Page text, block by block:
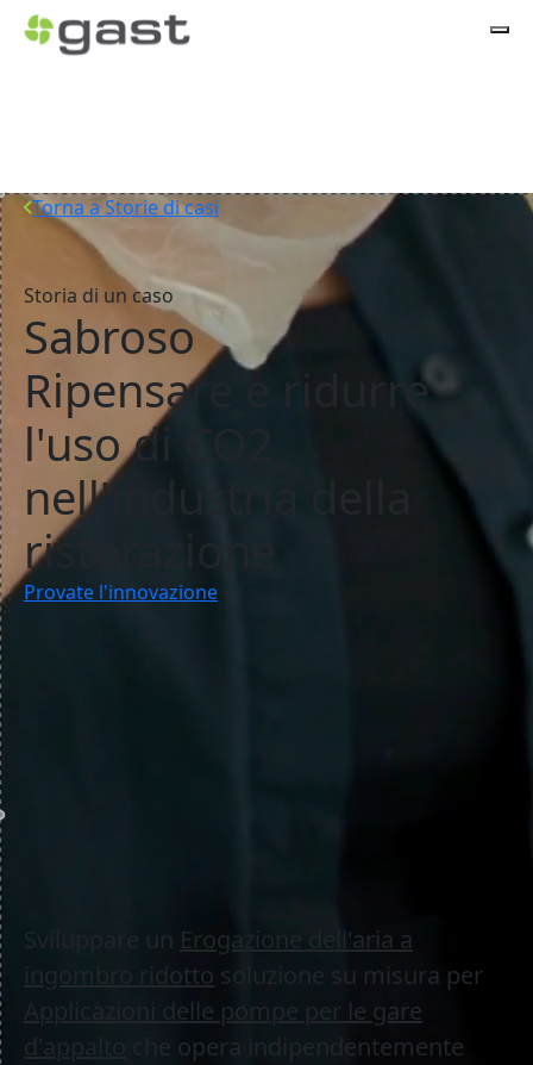
Torna a Storie di casi
Storia di un caso
Sabroso
Ripensare e ridurre
l'uso di CO2
nell'industria della
ristorazione
Provate l'innovazione
Sviluppare un Erogazione dell'aria a
ingombro ridotto soluzione su misura per
Applicazioni delle pompe per le gare
d'appalto
che opera indipendentemente